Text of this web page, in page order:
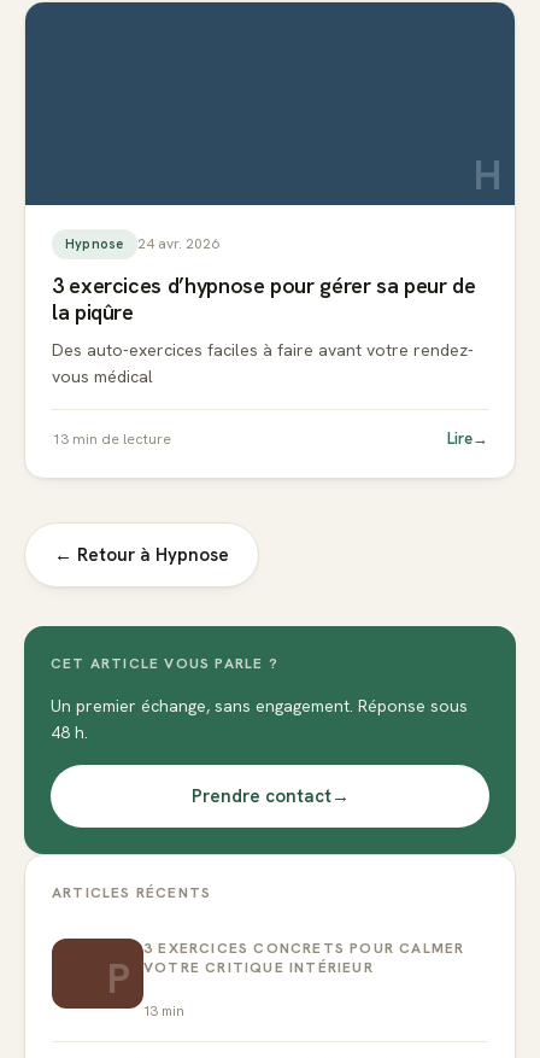
H
Hypnose 24 avr. 2026
3 exercices d’hypnose pour gérer sa peur de
la piqûre
Des auto-exercices faciles à faire avant votre rendez-
vous médical
13 min de lecture Lire→
← Retour à Hypnose
CET ARTICLE VOUS PARLE ?
Un premier échange, sans engagement. Réponse sous
48 h.
Prendre contact→
ARTICLES RÉCENTS
P
3 EXERCICES CONCRETS POUR CALMER
VOTRE CRITIQUE INTÉRIEUR
13 min